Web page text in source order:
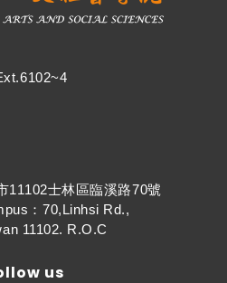
11102士林區臨溪路70號
：70,Linhsi Rd.,
11102. R.O.C
us